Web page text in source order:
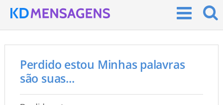
Perdido estou Minhas palavras
são suas...